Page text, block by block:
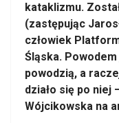
kataklizmu.
(zastępując
człowiek
Śląska.
powodzią, a
działo się po niej
Wójcikowska na